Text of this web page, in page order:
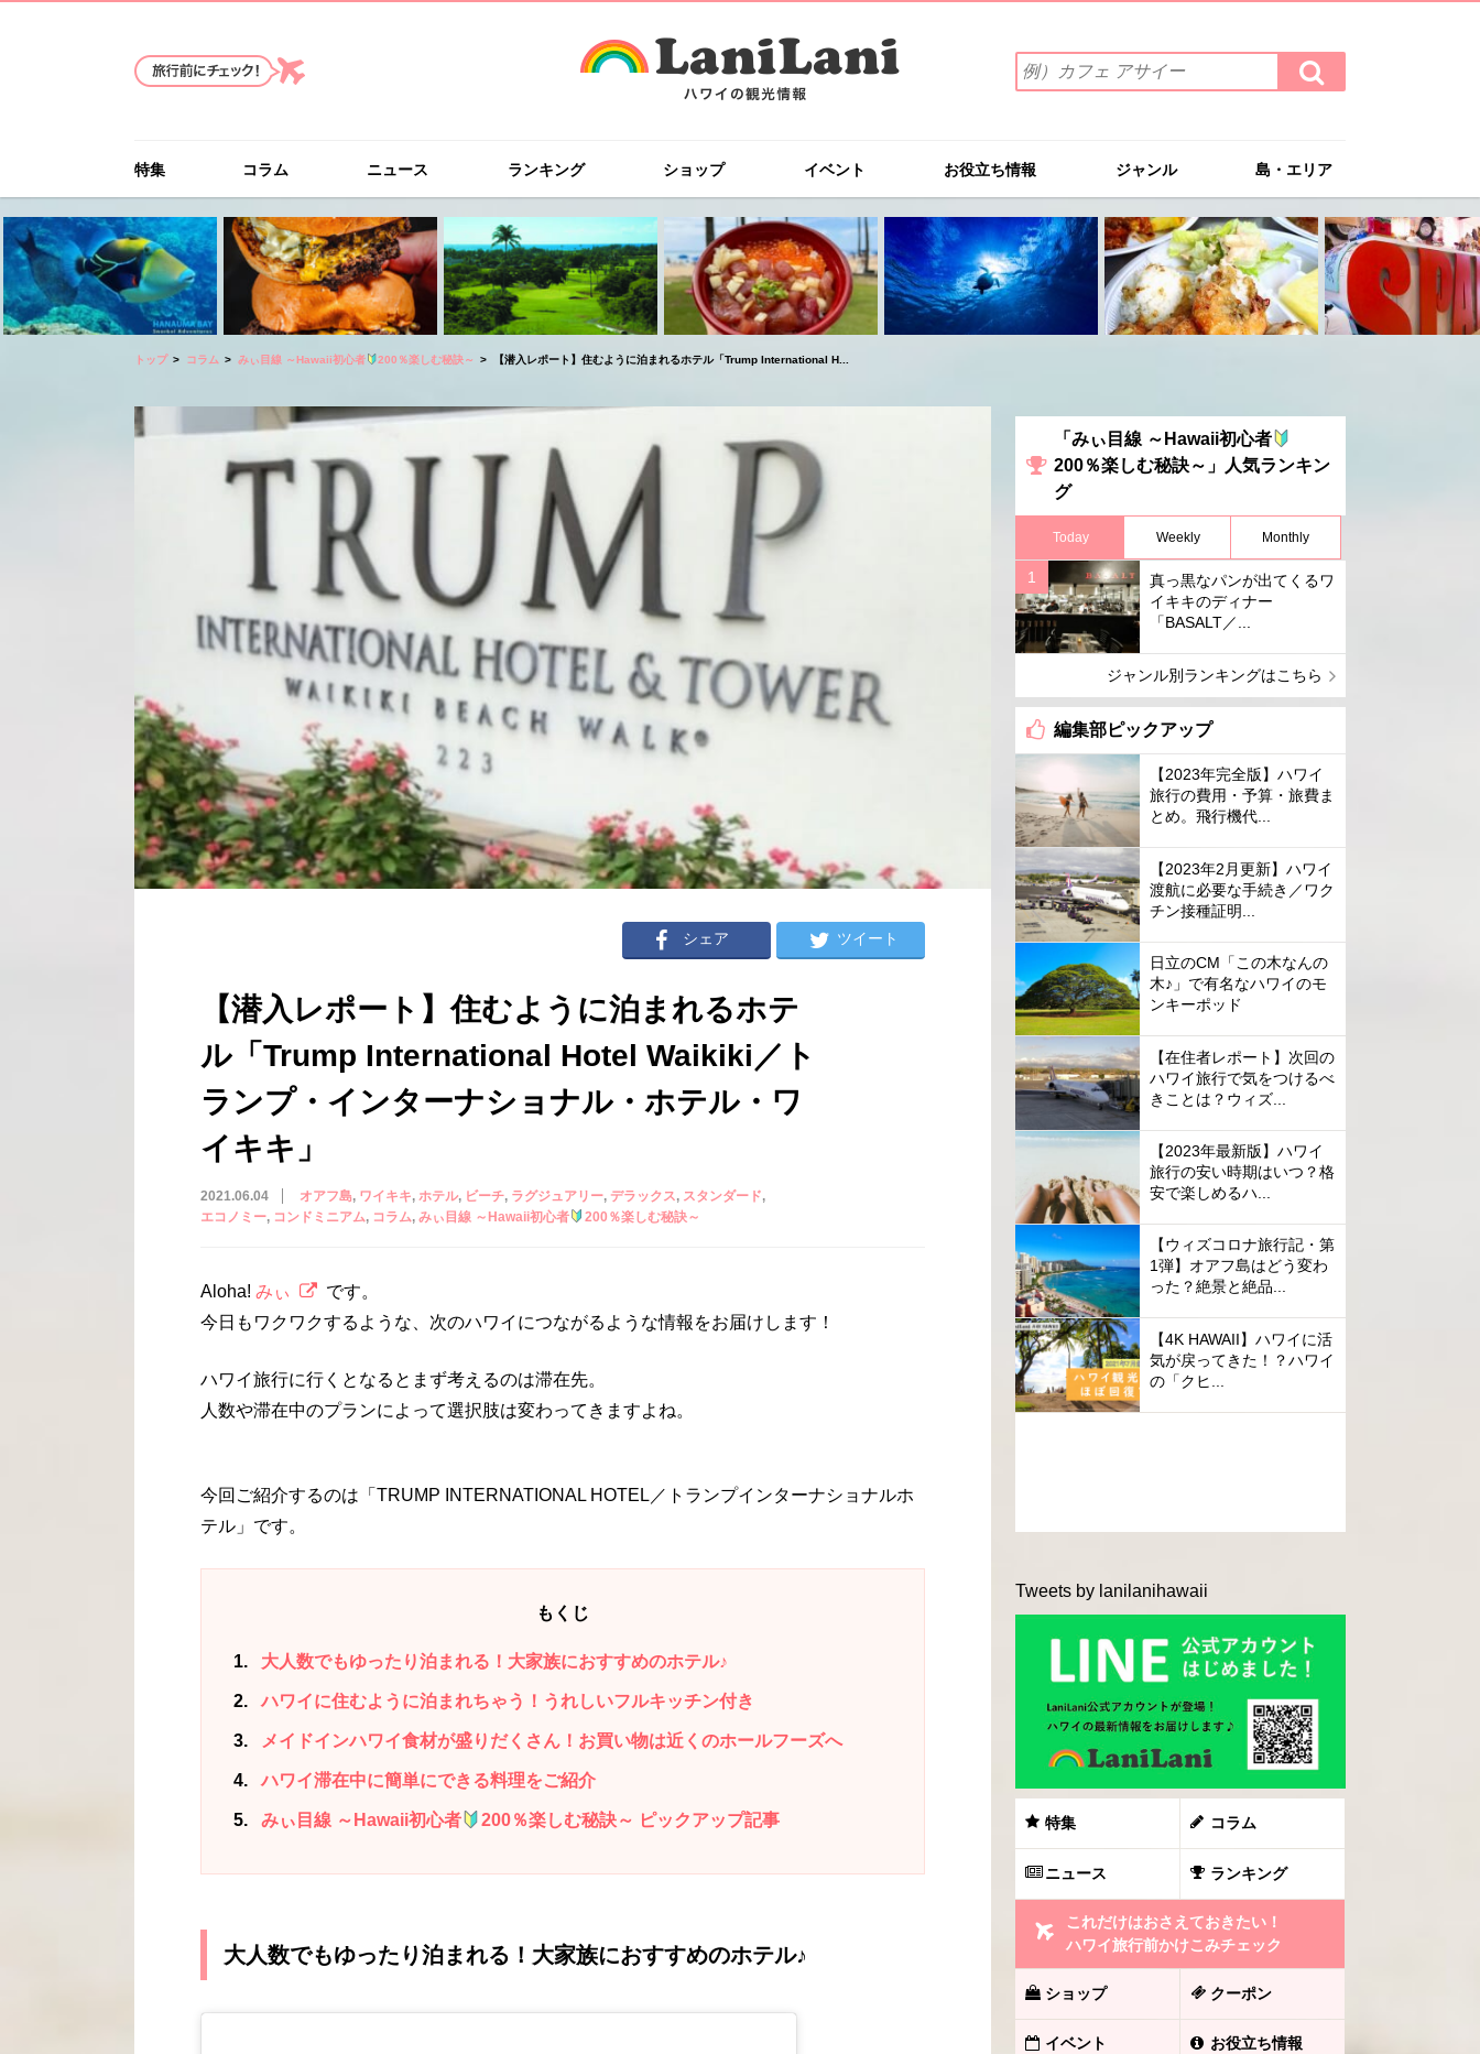
索
ワ
を
入
力
(例）
カ
フ
ェ
イ
検
索
す
特集 コラム ニュース ランキング ショップ イベント お役立ち情報 ジャンル 島・エリア
トップ コラム みぃ目線 ～Hawaii初心者 200％楽しむ秘訣～ 【潜入レポート】住むように泊まれるホテル「Trump International H...
シェア ツイート
【潜入レポート】住むように泊まれるホテ
ル「Trump International Hotel Waikiki／ト
ランプ・インターナショナル・ホテル・ワ
イキキ」
2021.06.04 オアフ島 ワイキキ ホテル ビーチ ラグジュアリー デラックス スタンダード
エコノミー コンドミニアム コラム みぃ目線 ～Hawaii初心者 200％楽しむ秘訣～
Aloha! みぃ
です。
今日もワクワクするような、次のハワイにつながるような情報をお届けします！
ハワイ旅行に行くとなるとまず考えるのは滞在先。
人数や滞在中のプランによって選択肢は変わってきますよね。
今回ご紹介するのは「TRUMP INTERNATIONAL HOTEL／トランプインターナショナルホ
テル」です。
もくじ
1 大人数でもゆったり泊まれる！大家族におすすめのホテル♪
2 ハワイに住むように泊まれちゃう！うれしいフルキッチン付き
3 メイドインハワイ食材が盛りだくさん！お買い物は近くのホールフーズへ
4 ハワイ滞在中に簡単にできる料理をご紹介
5 みぃ目線 ～Hawaii初心者 200％楽しむ秘訣～ ピックアップ記事
大人数でもゆったり泊まれる！大家族におすすめのホテル♪
「みぃ目線 ～Hawaii初心者
200％楽しむ秘訣～」人気ランキン
グ
Today Weekly Monthly
真っ黒なパンが出てくるワ
イキキのディナー
「BASALT／...
ジャンル別ランキングはこちら
編集部ピックアップ
【2023年完全版】ハワイ
旅行の費用・予算・旅費ま
とめ。飛行機代...
【2023年2月更新】ハワイ
渡航に必要な手続き／ワク
チン接種証明...
日立のCM「この木なんの
木♪」で有名なハワイのモ
ンキーポッド
【在住者レポート】次回の
ハワイ旅行で気をつけるべ
きことは？ウィズ...
【2023年最新版】ハワイ
旅行の安い時期はいつ？格
安で楽しめるハ...
【ウィズコロナ旅行記・第
1弾】オアフ島はどう変わ
った？絶景と絶品...
【4K HAWAII】ハワイに活
気が戻ってきた！？ハワイ
の「クヒ...
Tweets by lanilanihawaii
特集 コラム
ニュース ランキング
これだけはおさえておきたい！
ハワイ旅行前かけこみチェック
ショップ クーポン
イベント お役立ち情報